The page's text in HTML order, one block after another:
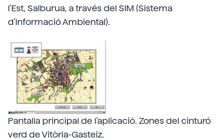
l'Est, Salburua, a través del SIM (Sistema
d'Informació Ambiental).
Pantalla principal de l'aplicació. Zones del cinturó
verd de Vitòria-Gasteiz.